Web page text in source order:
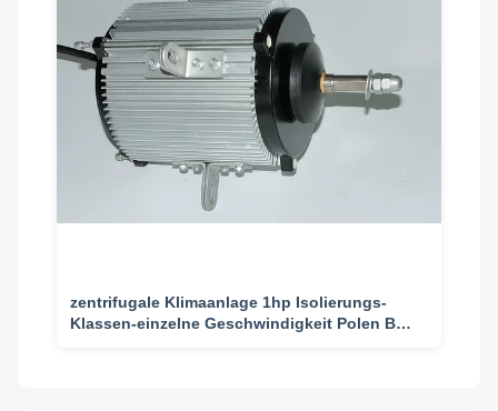
zentrifugale Klimaanlage 1hp Isolierungs-
Klassen-einzelne Geschwindigkeit Polen B